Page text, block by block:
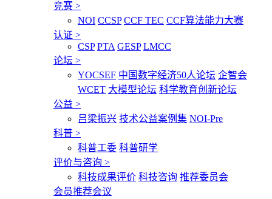
竞赛 >
NOI CCSP CCF TEC CCF算法能力大赛
认证 >
CSP PTA GESP LMCC
论坛 >
YOCSEF 中国数字经济50人论坛 企智会
WCET 大模型论坛 科学教育创新论坛
公益 >
吕梁振兴 技术公益案例集 NOI-Pre
科普 >
科普工委 科普研学
评价与咨询 >
科技成果评价 科技咨询 推荐委员会
会员推荐会议